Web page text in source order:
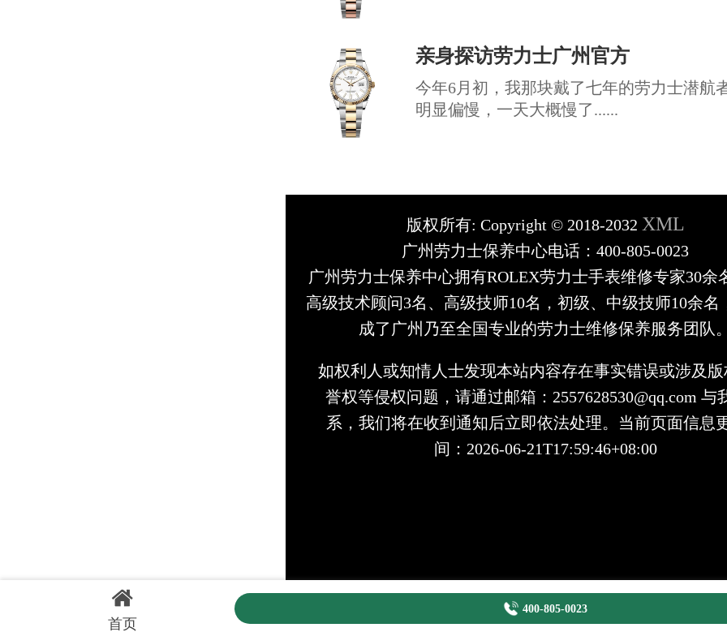
亲身探访劳力士广州官方
今年6月初，我那块戴了七年的劳力士潜航
明显偏慢，一天大概慢了......
版权所有: Copyright © 2018-2032 XML
广州劳力士保养中心电话：400-805-0023
广州劳力士保养中心拥有ROLEX劳力士手表维修专家30余
高级技术顾问3名、高级技师10名，初级、中级技师10余名
成了广州乃至全国专业的劳力士维修保养服务团队。
如权利人或知情人士发现本站内容存在事实错误或涉及版
誉权等侵权问题，请通过邮箱：2557628530@qq.com 与
系，我们将在收到通知后立即依法处理。当前页面信息
间：2026-06-21T17:59:46+08:00
首页
400-805-0023